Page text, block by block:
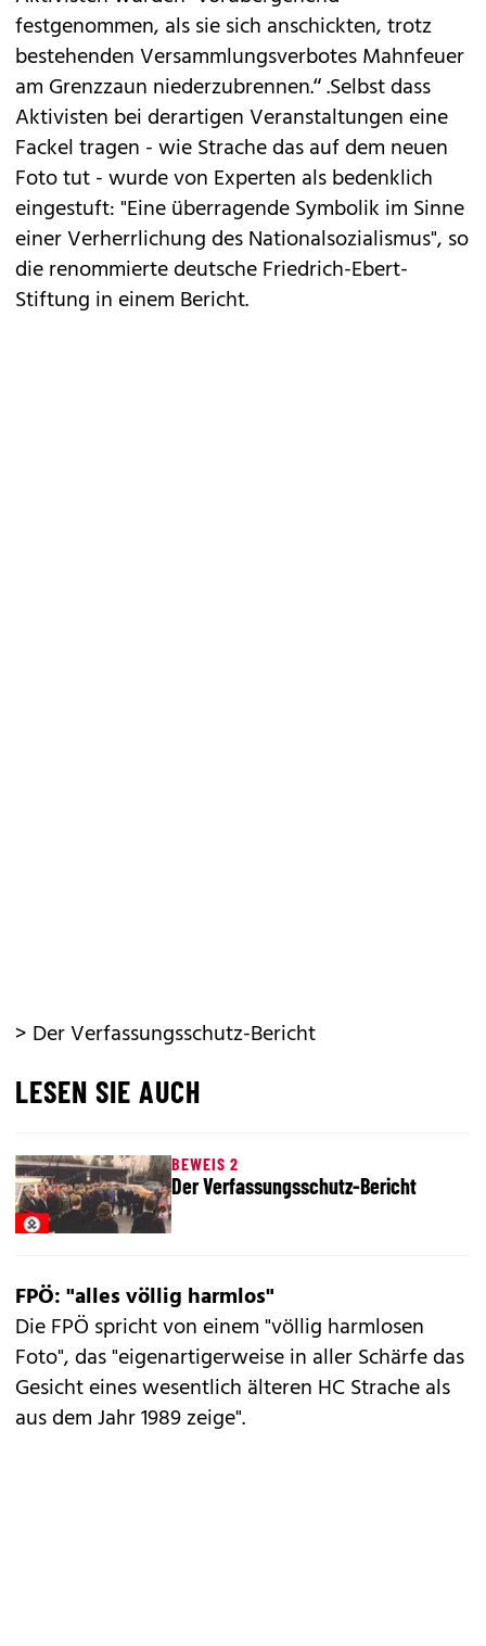
festgenommen, als sie sich anschickten, trotz
bestehenden Versammlungsverbotes Mahnfeuer
am Grenzzaun niederzubrennen.“ .Selbst dass
Aktivisten bei derartigen Veranstaltungen eine
Fackel tragen - wie Strache das auf dem neuen
Foto tut - wurde von Experten als bedenklich
eingestuft: "Eine überragende Symbolik im Sinne
einer Verherrlichung des Nationalsozialismus", so
die renommierte deutsche Friedrich-Ebert-
Stiftung in einem Bericht.
> Der Verfassungsschutz-Bericht
LESEN SIE AUCH
BEWEIS 2
Der Verfassungsschutz-Bericht
FPÖ: "alles völlig harmlos"
Die FPÖ spricht von einem "völlig harmlosen
Foto", das "eigenartigerweise in aller Schärfe das
Gesicht eines wesentlich älteren HC Strache als
aus dem Jahr 1989 zeige".